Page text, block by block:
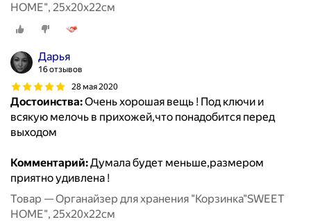
HOME", 25х20х22см
Дарья
16 отзывов
28 мая 2020
Достоинства:Очень хорошая вещь ! Под ключи и
всякую мелочь в прихожей,что понадобится перед
выходом
Комментарий:Думала будет меньше,размером
приятно удивлена !
Товар — Органайзер для хранения "Корзинка"SWEET
HOME", 25х20х22см